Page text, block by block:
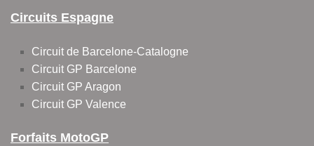
Circuits Espagne
Circuit de Barcelone-Catalogne
Circuit GP Barcelone
Circuit GP Aragon
Circuit GP Valence
Forfaits MotoGP